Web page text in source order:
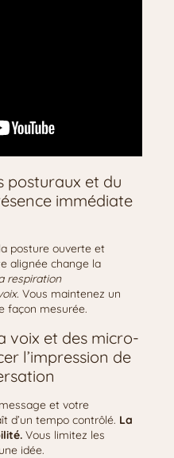
posturaux et du
immédiate
posture ouverte et
alignée change la
respiration
Vous maintenez un
façon mesurée.
voix et des micro-
l’impression de
et votre
d’un tempo contrôlé. La
Vous limitez les
idée.